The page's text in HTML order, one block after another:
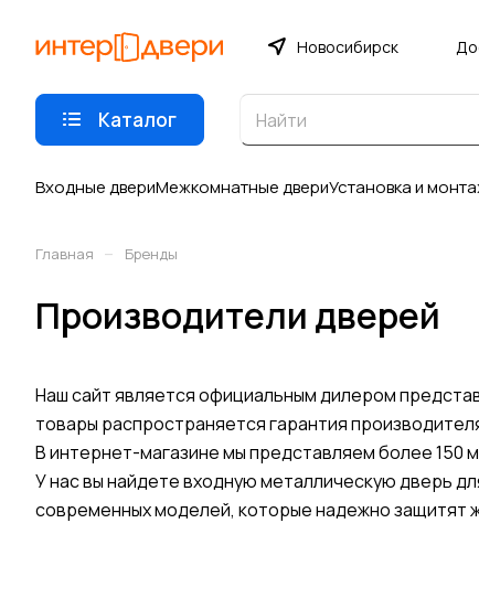
Новосибирск
Каталог
Входные двериМежкомнатные двериУстановка и
Главная – Бренды
Производители дверей
Наш сайт является официальным дилером
товары распространяется гарантия
В интернет-магазине мы представляем более 150
У нас вы найдете входную металлическую дверь
современных моделей, которые надежно защитят